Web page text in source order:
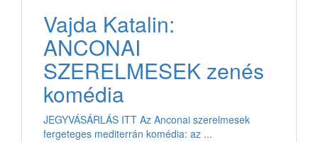
Vajda Katalin:
ANCONAI
SZERELMESEK zenés
komédia
JEGYVÁSÁRLÁS ITT Az Anconai szerelmesek
fergeteges mediterrán komédia: az ...